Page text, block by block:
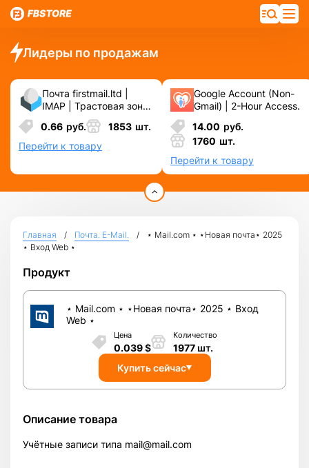
Лидеры по продажам
Почта firstmail.ltd |
IMAP | Трастовая зона
.COM ❗️ Новые, Чистые
❗️ С реальными
логинами | ☑️
Специально для ФБ/
0.66 руб. 1853 шт.
Перейти к товару
Google Account (Non-
Gmail) | 2-Hour Access.
14.00 руб.
1760 шт.
Перейти к товару
Главная Почта. E-Mail.
⋆ Mail.com ⋆ ⋆Новая почта⋆ 2025
⋆ Вход Web ⋆
Продукт
⋆ Mail.com ⋆ ⋆Новая почта⋆ 2025 ⋆ Вход
Web ⋆
Цена
0.039$
Количество
1977 шт.
Купить сейчас
Описание товара
Учётные записи типа mail@mail.com